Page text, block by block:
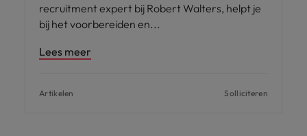
recruitment expert bij Robert Walters, helpt je
bij het voorbereiden en
Lees meer
Artikelen Solliciteren